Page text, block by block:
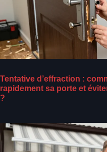
Tentative d’effraction :
rapidement sa porte et
?